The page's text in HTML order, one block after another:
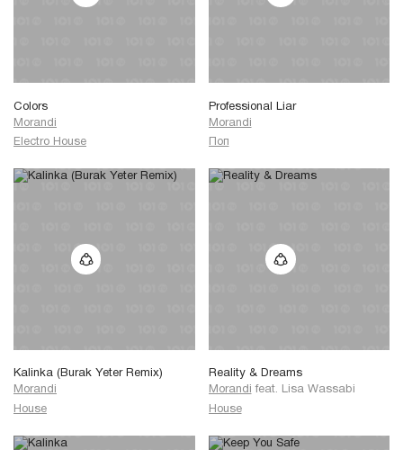
Colors
Morandi
Electro House
Professional Liar
Morandi
Поп
Kalinka (Burak Yeter Remix)
Morandi
House
Reality & Dreams
Morandi feat. Lisa Wassabi
House